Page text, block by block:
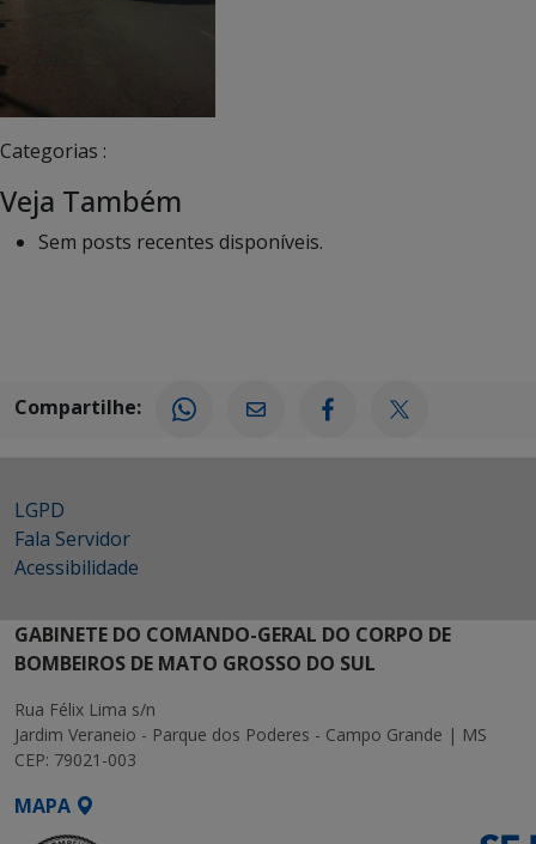
Categorias :
Veja Também
Sem posts recentes disponíveis.
Compartilhe:
LGPD
Fala Servidor
Acessibilidade
GABINETE DO COMANDO-GERAL DO CORPO DE
BOMBEIROS DE MATO GROSSO DO SUL
Rua Félix Lima s/n
Jardim Veraneio - Parque dos Poderes - Campo Grande | MS
CEP: 79021-003
MAPA